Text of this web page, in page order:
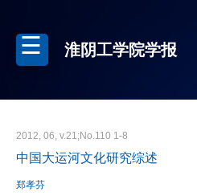
淮阴工学院学报
2012, 06, v.21;No.110 1-8
中国大运河文化研究综述
郑孝芬